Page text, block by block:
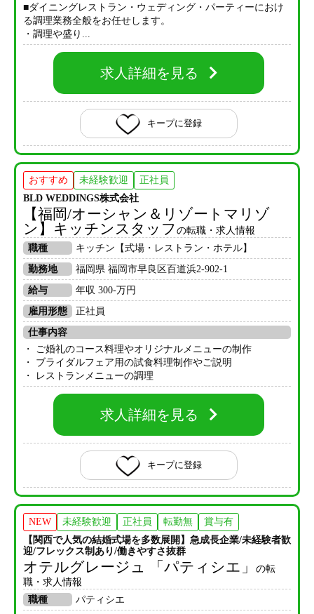
■ダイニングレストラン・ウェディング・パーティーにおけ
る調理業務全般をお任せします。
・調理や盛り...
求人詳細を見る
キープに登録
おすすめ 未経験歓迎
正社員
BLD WEDDINGS株式会社
【福岡/オーシャン＆リゾートマリゾ
ン】キッチンスタッフ の転職・求人情報
職種
キッチン【式場・レストラン・ホテル】
勤務地
福岡県 福岡市早良区百道浜2-902-1
給与
年収 300-万円
雇用形態
正社員
仕事内容
・ ご婚礼のコース料理やオリジナルメニューの制作
・ ブライダルフェア用の試食料理制作やご説明
・ レストランメニューの調理
求人詳細を見る
キープに登録
NEW 未経験歓迎 正社員 転勤無
賞与有
【関西で人気の結婚式場を多数展開】急成長企業/未経験者歓
迎/フレックス制あり/働きやすさ抜群
オテルグレージュ 「パティシエ」
の転
職・求人情報
職種
パティシエ